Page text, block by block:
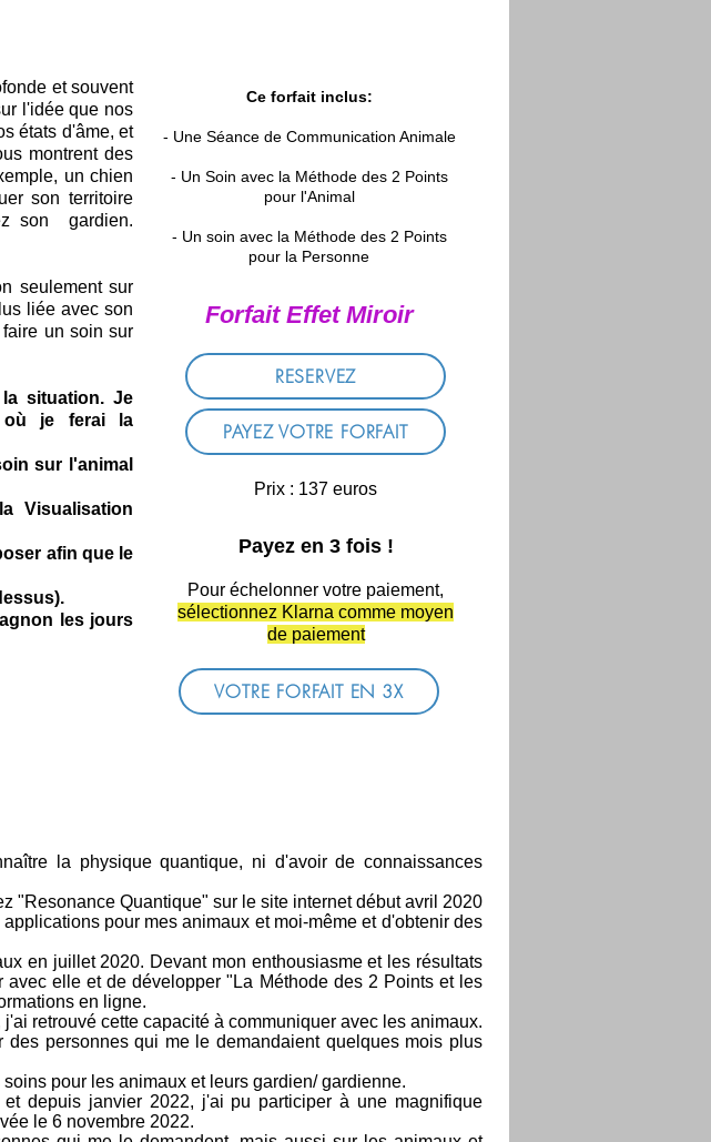
et souvent
l'idée que nos
états d'âme, et
montrent des
un chien
son territoire
son gardien.
seulement sur
liée avec son
un soin sur
situation. Je
où je ferai la
sur l'animal
Visualisation
afin que le
les jours
Ce forfait inclus:
- Une Séance de Communication Animale
- Un Soin avec la Méthode des 2 Points
pour l'Animal
- Un soin avec la Méthode des 2 Points
pour la Personne
Forfait Effet Miroir
RESERVEZ
Payez en 3 fois !
Pour échelonner votre paiement,
sélectionnez Klarna comme moyen
de paiement
PAYEZ VOTRE FORFAIT
Prix : 137 euros
VOTRE FORFAIT EN 3X
la physique quantique, ni d'avoir de connaissances
"Resonance Quantique" sur le site internet début avril 2020
pour mes animaux et moi-même et d'obtenir des
en juillet 2020. Devant mon enthousiasme et les résultats
elle et de développer "La Méthode des 2 Points et les
en ligne.
retrouvé cette capacité à communiquer avec les animaux.
personnes qui me le demandaient quelques mois plus
pour les animaux et leurs gardien/ gardienne.
depuis janvier 2022, j'ai pu participer à une magnifique
le 6 novembre 2022.